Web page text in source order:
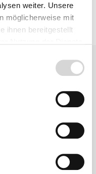
weiter. Unsere
möglicherweise mit
ihnen bereitgestellt